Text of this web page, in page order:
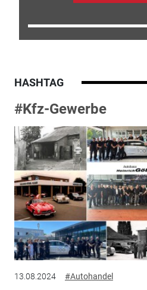
HASHTAG
#Kfz-Gewerbe
13.08.2024 #Autohandel